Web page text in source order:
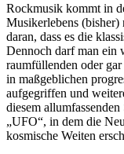
Rockmusik kommt in
Musikerlebens
daran, dass es die
Dennoch darf man ein
raumfüllenden oder
in maßgeblichen
aufgegriffen und
diesem
„UFO“, in dem die
kosmische Weiten